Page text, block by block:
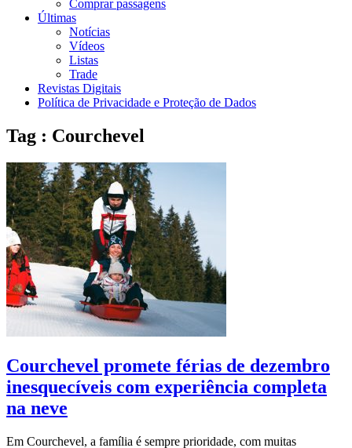
Comprar passagens
Últimas
Notícias
Vídeos
Listas
Trade
Revistas Digitais
Política de Privacidade e Proteção de Dados
Tag : Courchevel
Courchevel promete férias de dezembro
inesquecíveis com experiência completa
na neve
Em Courchevel, a família é sempre prioridade, com muitas